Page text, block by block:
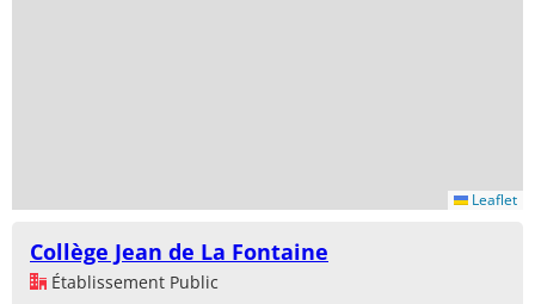
Leaflet
Collège Jean de La Fontaine
Établissement Public